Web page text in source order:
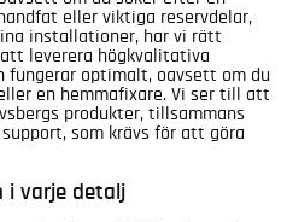
eller viktiga reservdelar,
installationer, har vi rätt
leverera högkvalitativa
fungerar optimalt, oavsett om du
en hemmafixare. Vi ser till att
produkter, tillsammans
som krävs för att göra
i varje detalj